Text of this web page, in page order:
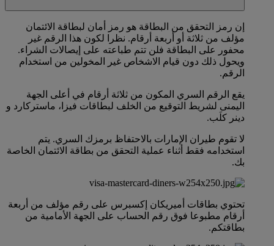
إن رمز التحقق من البطاقة هو رمز أمان لبطاقة الائتمان
مؤلف من ثلاثة أو أربعة أرقام. نظرا لكون هذا الرقم غير
محفور على البطاقة فلن تتم طباعته على إيصالات الشراء.
ويحول ذلك دون قيام الاشخاص غير المخولين من استخدام
الرقم.
يقع الرقم السري المكون من ثلاثة أرقام في أعلى الجهة
اليمنى لشريط التوقيع من الخلف لبطاقات فيزا، ماستركارد و
دينر كلَب.
لا تقوم طيران الإمارات بالاحتفاظ برمزك السري. يتم
استخدامه فقط أثناء عملية التحقق من بطاقة الائتمان الخاصة
بك.
تحتوي بطاقات أميريكان إكسبرس على رقم مؤلف من أربعة
أرقام مطبوعا فوق رقم الحساب على الجهة الأمامية من
بطاقتكم.